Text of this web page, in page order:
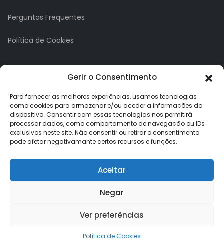
Gerir o Consentimento
Para fornecer as melhores experiências, usamos tecnologias
como cookies para armazenar e/ou aceder a informações do
dispositivo. Consentir com essas tecnologias nos permitirá
processar dados, como comportamento de navegação ou IDs
exclusivos neste site. Não consentir ou retirar o consentimento
pode afetar negativamante certos recursos e funções.
Aceitar
Negar
Ver preferências
Política de Cookies
Perguntas Frequentes
Política de Cookies
A minha conta
A Minha Conta
Histórico de Pedidos
Lista de Desejos
Newsletter
Loja dos Brindes © 2026. Todos os direitos reservados.